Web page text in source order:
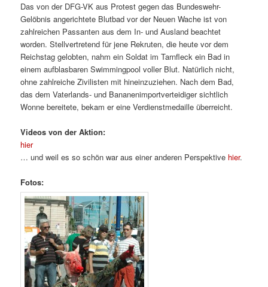
Das von der DFG-VK aus Protest gegen das Bundeswehr-
Gelöbnis angerichtete Blutbad vor der Neuen Wache ist von
zahlreichen Passanten aus dem In- und Ausland beachtet
worden. Stellvertretend für jene Rekruten, die heute vor dem
Reichstag gelobten, nahm ein Soldat im Tarnfleck ein Bad in
einem aufblasbaren Swimmingpool voller Blut. Natürlich nicht,
ohne zahlreiche Zivilisten mit hineinzuziehen. Nach dem Bad,
das dem Vaterlands- und Bananenimportverteidiger sichtlich
Wonne bereitete, bekam er eine Verdienstmedaille überreicht.
Videos von der Aktion:
hier
… und weil es so schön war aus einer anderen Perspektive hier.
Fotos: